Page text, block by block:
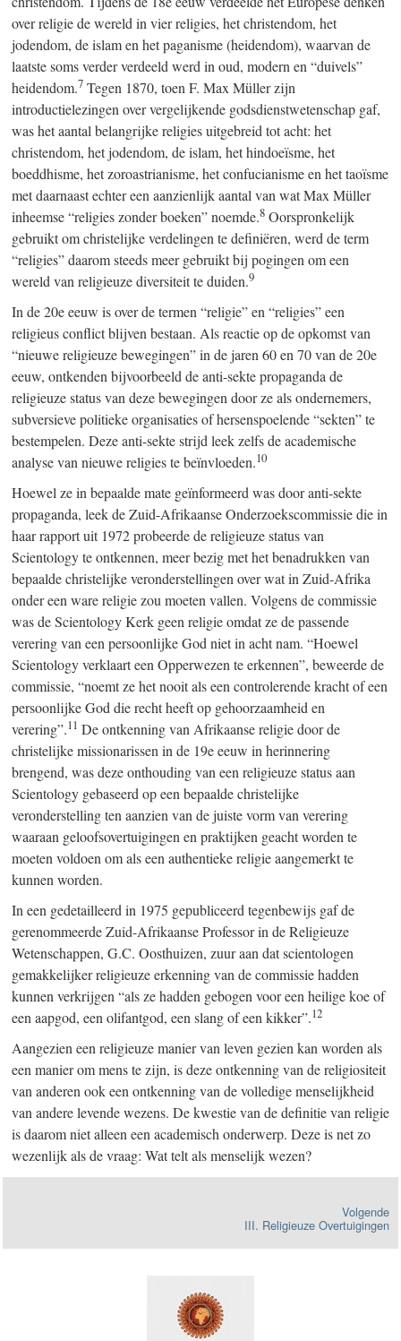
over religie de wereld in vier religies, het christendom, het
jodendom, de islam en het paganisme (heidendom), waarvan de
laatste soms verder verdeeld werd in oud, modern en “duivels”
heidendom.7 Tegen 1870, toen F. Max Müller zijn
introductielezingen over vergelijkende godsdienstwetenschap gaf,
was het aantal belangrijke religies uitgebreid tot acht: het
christendom, het jodendom, de islam, het hindoeïsme, het
boeddhisme, het zoroastrianisme, het confucianisme en het taoïsme
met daarnaast echter een aanzienlijk aantal van wat Max Müller
inheemse “religies zonder boeken” noemde.8 Oorspronkelijk
gebruikt om christelijke verdelingen te definiëren, werd de term
“religies” daarom steeds meer gebruikt bij pogingen om een
wereld van religieuze diversiteit te duiden.9
In de 20e eeuw is over de termen “religie” en “religies” een
religieus conflict blijven bestaan. Als reactie op de opkomst van
“nieuwe religieuze bewegingen” in de jaren 60 en 70 van de 20e
eeuw, ontkenden bijvoorbeeld de anti-sekte propaganda de
religieuze status van deze bewegingen door ze als ondernemers,
subversieve politieke organisaties of hersenspoelende “sekten” te
bestempelen. Deze anti-sekte strijd leek zelfs de academische
analyse van nieuwe religies te beïnvloeden.10
Hoewel ze in bepaalde mate geïnformeerd was door anti-sekte
propaganda, leek de Zuid-Afrikaanse Onderzoekscommissie die in
haar rapport uit 1972 probeerde de religieuze status van
Scientology te ontkennen, meer bezig met het benadrukken van
bepaalde christelijke veronderstellingen over wat in Zuid-Afrika
onder een ware religie zou moeten vallen. Volgens de commissie
was de Scientology Kerk geen religie omdat ze de passende
verering van een persoonlijke God niet in acht nam. “Hoewel
Scientology verklaart een Opperwezen te erkennen”, beweerde de
commissie, “noemt ze het nooit als een controlerende kracht of een
persoonlijke God die recht heeft op gehoorzaamheid en
verering”.11 De ontkenning van Afrikaanse religie door de
christelijke missionarissen in de 19e eeuw in herinnering
brengend, was deze onthouding van een religieuze status aan
Scientology gebaseerd op een bepaalde christelijke
veronderstelling ten aanzien van de juiste vorm van verering
waaraan geloofsovertuigingen en praktijken geacht worden te
moeten voldoen om als een authentieke religie aangemerkt te
kunnen worden.
In een gedetailleerd in 1975 gepubliceerd tegenbewijs gaf de
gerenommeerde Zuid-Afrikaanse Professor in de Religieuze
Wetenschappen, G.C. Oosthuizen, zuur aan dat scientologen
gemakkelijker religieuze erkenning van de commissie hadden
kunnen verkrijgen “als ze hadden gebogen voor een heilige koe of
een aapgod, een olifantgod, een slang of een kikker”.12
Aangezien een religieuze manier van leven gezien kan worden als
een manier om mens te zijn, is deze ontkenning van de religiositeit
van anderen ook een ontkenning van de volledige menselijkheid
van andere levende wezens. De kwestie van de definitie van religie
is daarom niet alleen een academisch onderwerp. Deze is net zo
wezenlijk als de vraag: Wat telt als menselijk wezen?
Volgende
III. Religieuze Overtuigingen